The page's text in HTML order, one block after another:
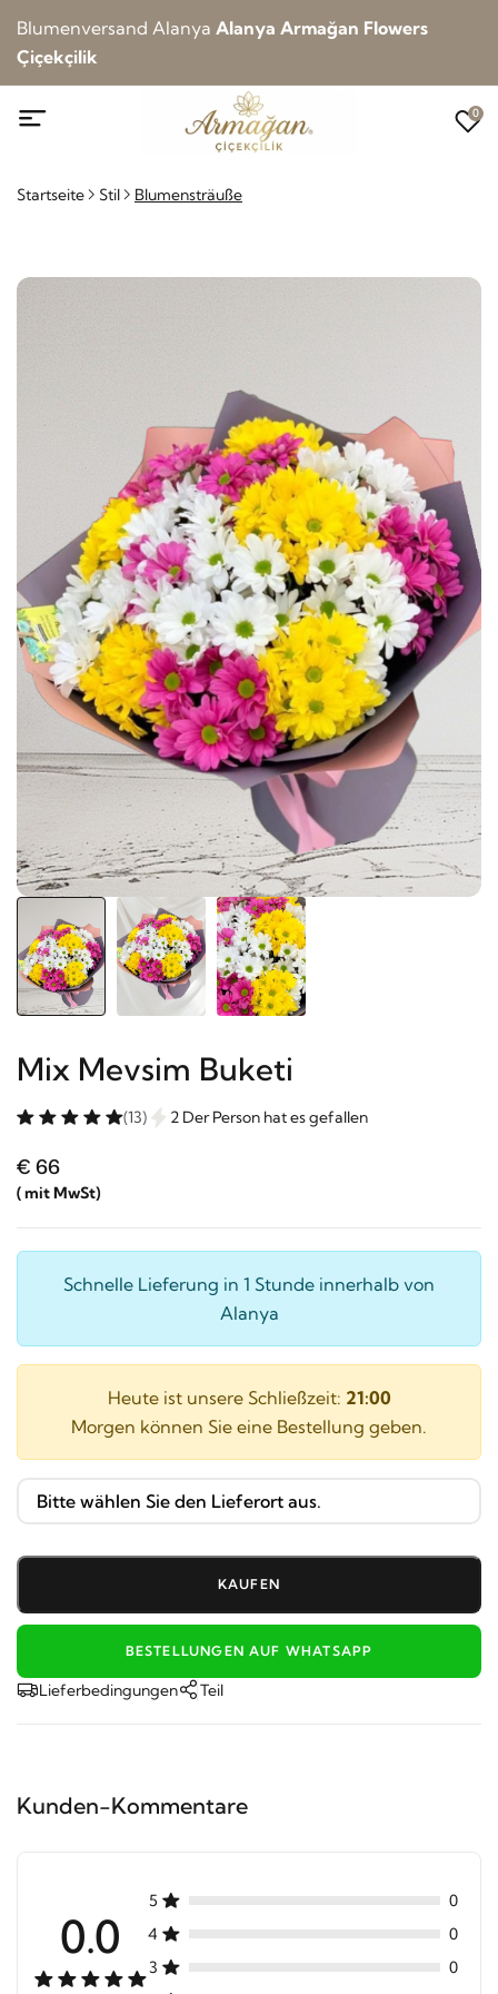
Blumenversand Alanya Alanya Armağan Flowers
Çiçekçilik
0
Startseite Stil Blumensträuße
Mix Mevsim Buketi
(13) 2 Der Person hat es gefallen
€ 66
( mit MwSt)
Schnelle Lieferung in 1 Stunde innerhalb von
Alanya
Heute ist unsere Schließzeit: 21:00
Morgen können Sie eine Bestellung geben.
KAUFEN
BESTELLUNGEN AUF WHATSAPP
Lieferbedingungen Teil
Kunden-Kommentare
0.0
5
0
4
0
3
0